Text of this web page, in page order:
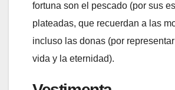
fortuna son el pescado (por sus
plateadas, que recuerdan a las
incluso las donas (por
vida y la eternidad).